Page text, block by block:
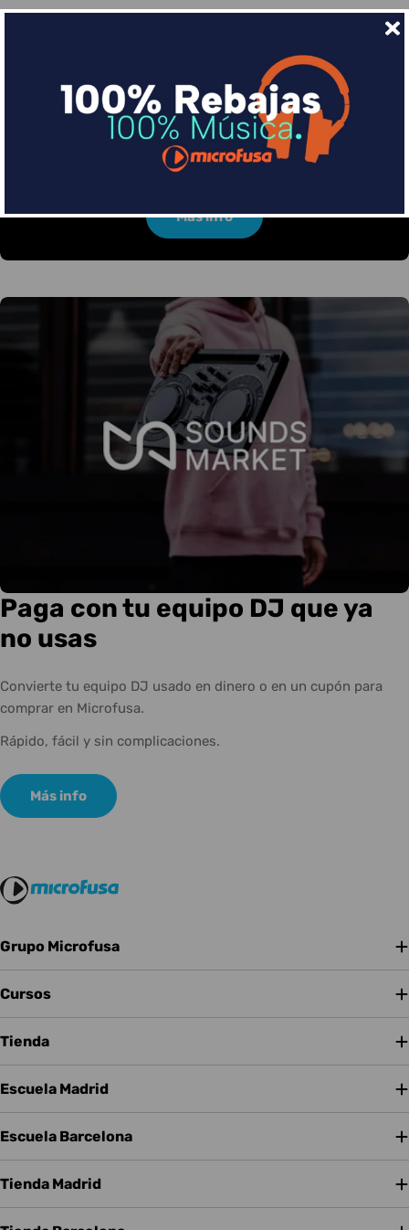
Financia tus compras con Sequra
Divide en 3 sin coste o hasta en 18 meses por una
pequeña cuota al mes con Sequra
Más info
Paga con tu equipo DJ que ya
no usas
Convierte tu equipo DJ usado en dinero o en un cupón para
comprar en Microfusa.
Rápido, fácil y sin complicaciones.
Más info
Grupo Microfusa
Cursos
Tienda
Escuela Madrid
Escuela Barcelona
Tienda Madrid